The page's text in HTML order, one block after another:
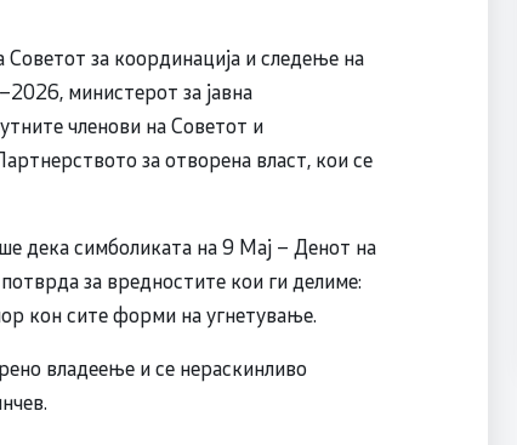
за координација и следење на
министерот за јавна
членови на Советот и
за отворена власт, кои се
дека симболиката на 9 Мај – Денот на
за вредностите кои ги делиме:
кон сите форми на угнетување.
владеење и се нераскинливо